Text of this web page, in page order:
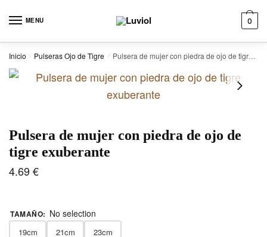
MENU 0
Inicio / Pulseras Ojo de Tigre / Pulsera de mujer con piedra de ojo de tigre exuberante
Pulsera de mujer con piedra de ojo de
tigre exuberante
4.69€
TAMAÑO: No selection
19cm 21cm 23cm